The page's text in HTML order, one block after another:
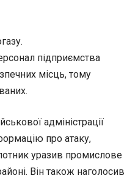
підприємства
місць, тому
адміністрації
про атаку,
уразив промислове
Він також наголосив